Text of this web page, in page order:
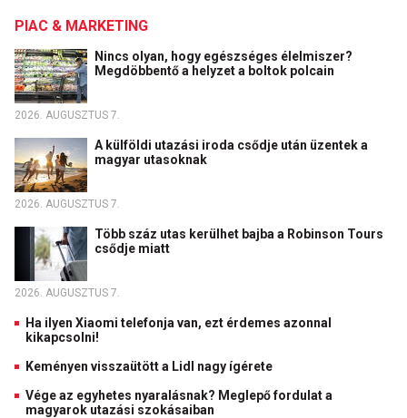
PIAC & MARKETING
Nincs olyan, hogy egészséges élelmiszer?
Megdöbbentő a helyzet a boltok polcain
2026. AUGUSZTUS 7.
A külföldi utazási iroda csődje után üzentek a
magyar utasoknak
2026. AUGUSZTUS 7.
Több száz utas kerülhet bajba a Robinson Tours
csődje miatt
2026. AUGUSZTUS 7.
Ha ilyen Xiaomi telefonja van, ezt érdemes azonnal
kikapcsolni!
Keményen visszaütött a Lidl nagy ígérete
Vége az egyhetes nyaralásnak? Meglepő fordulat a
magyarok utazási szokásaiban